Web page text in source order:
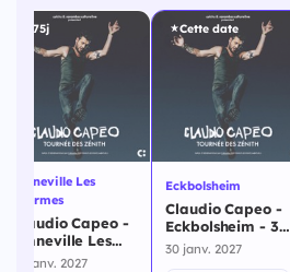
175j
Amneville Les
Thermes
Claudio Capeo -
Amneville Les
Thermes - 29
29 janv. 2027
Cette date
Eckbolsheim
Claudio Capeo -
Eckbolsheim - 30
janvier 2027
30 janv. 2027